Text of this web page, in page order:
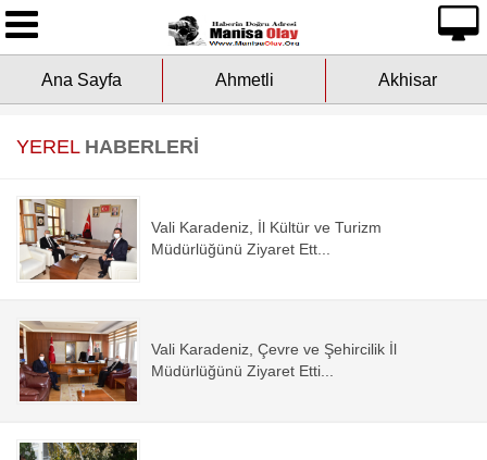
Yazarlarımız
Asayiş
Dünya
Ekonomi
Ana Sayfa Ahmetli Akhisar
YEREL HABERLERİ
Vali Karadeniz, İl Kültür ve Turizm
Müdürlüğünü Ziyaret Ett...
Vali Karadeniz, Çevre ve Şehircilik İl
Müdürlüğünü Ziyaret Etti...